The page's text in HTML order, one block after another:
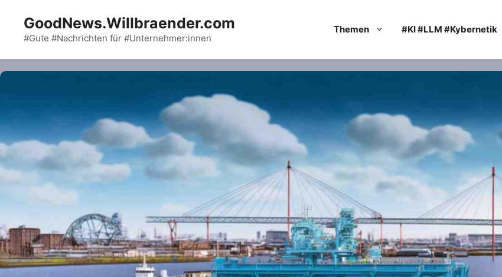
content
GoodNews.Willbraender.com
#Gute #Nachrichten für #Unternehmer:innen
Themen #KI #LLM #Kybernetik